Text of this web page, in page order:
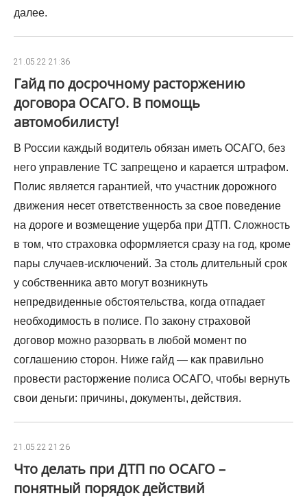
далее.
21.05.22 21:36
Гайд по досрочному расторжению
договора ОСАГО. В помощь
автомобилисту!
В России каждый водитель обязан иметь ОСАГО, без
него управление ТС запрещено и карается штрафом.
Полис является гарантией, что участник дорожного
движения несет ответственность за свое поведение
на дороге и возмещение ущерба при ДТП. Сложность
в том, что страховка оформляется сразу на год, кроме
пары случаев-исключений. За столь длительный срок
у собственника авто могут возникнуть
непредвиденные обстоятельства, когда отпадает
необходимость в полисе. По закону страховой
договор можно разорвать в любой момент по
соглашению сторон. Ниже гайд — как правильно
провести расторжение полиса ОСАГО, чтобы вернуть
свои деньги: причины, документы, действия.
21.05.22 21:26
Что делать при ДТП по ОСАГО –
понятный порядок действий